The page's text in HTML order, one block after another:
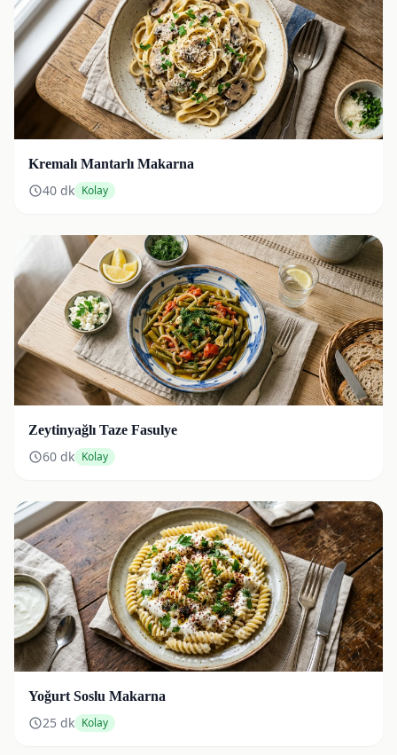
Kremalı Mantarlı Makarna
40 dk Kolay
Zeytinyağlı Taze Fasulye
60 dk Kolay
Yoğurt Soslu Makarna
25 dk Kolay